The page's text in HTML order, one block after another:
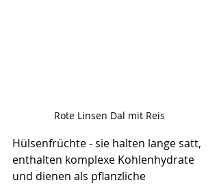
Rote Linsen Dal mit Reis
Hülsenfrüchte - sie halten lange satt,
enthalten komplexe Kohlenhydrate
und dienen als pflanzliche